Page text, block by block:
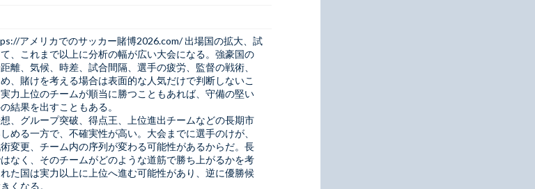
アメリカでのサッカー賭博2026.com/出場国の拡大、試
、これまで以上に分析の幅が広い大会になる。強豪国の
離、気候、時差、試合間隔、選手の疲労、監督の戦術、
、賭けを考える場合は表面的な人気だけで判断しないこ
力上位のチームが順当に勝つこともあれば、守備の堅い
結果を出すこともある。
、グループ突破、得点王、上位進出チームなどの長期市
める一方で、不確実性が高い。大会までに選手のけが、
変更、チーム内の序列が変わる可能性があるからだ。長
なく、そのチームがどのような道筋で勝ち上がるかを考
た国は実力以上に上位へ進む可能性があり、逆に優勝候
くなる。